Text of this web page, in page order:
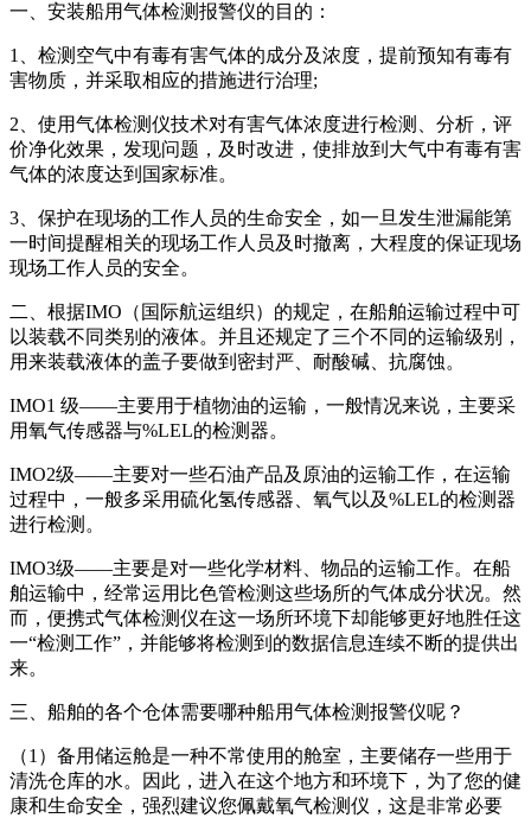
一、安装船用气体检测报警仪的目的：
1、检测空气中有毒有害气体的成分及浓度，提前预知有毒有
害物质，并采取相应的措施进行治理;
2、使用气体检测仪技术对有害气体浓度进行检测、分析，评
价净化效果，发现问题，及时改进，使排放到大气中有毒有害
气体的浓度达到国家标准。
3、保护在现场的工作人员的生命安全，如一旦发生泄漏能第
一时间提醒相关的现场工作人员及时撤离，大程度的保证现场
现场工作人员的安全。
二、根据IMO（国际航运组织）的规定，在船舶运输过程中可
以装载不同类别的液体。并且还规定了三个不同的运输级别，
用来装载液体的盖子要做到密封严、耐酸碱、抗腐蚀。
IMO1 级——主要用于植物油的运输，一般情况来说，主要采
用氧气传感器与%LEL的检测器。
IMO2级——主要对一些石油产品及原油的运输工作，在运输
过程中，一般多采用硫化氢传感器、氧气以及%LEL的检测器
进行检测。
IMO3级——主要是对一些化学材料、物品的运输工作。在船
舶运输中，经常运用比色管检测这些场所的气体成分状况。然
而，便携式气体检测仪在这一场所环境下却能够更好地胜任这
一“检测工作”，并能够将检测到的数据信息连续不断的提供出
来。
三、船舶的各个仓体需要哪种船用气体检测报警仪呢？
（1）备用储运舱是一种不常使用的舱室，主要储存一些用于
清洗仓库的水。因此，进入在这个地方和环境下，为了您的健
康和生命安全，强烈建议您佩戴氧气检测仪，这是非常必要